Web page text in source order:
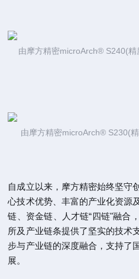
由摩方精密microArch® S240(
由摩方精密microArch® S230(
自成立以来，摩方精密始终坚守
心技术优势、丰富的产业化资源
链、资金链、人才链“四链"融合
所及产业链条提供了坚实的技术
步与产业链的深度融合，支持了
展。